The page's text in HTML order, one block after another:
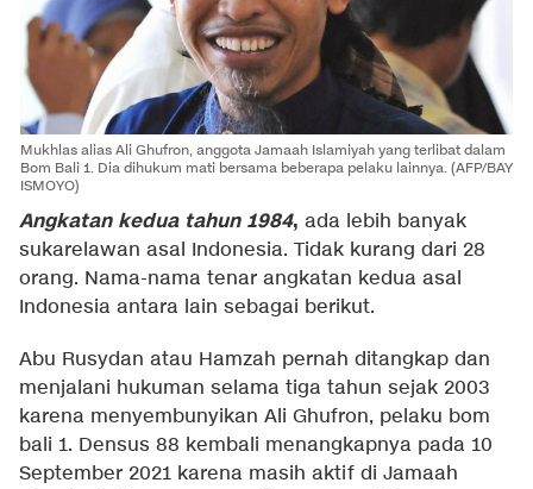
Mukhlas alias Ali Ghufron, anggota Jamaah Islamiyah yang terlibat dalam
Bom Bali 1. Dia dihukum mati bersama beberapa pelaku lainnya. (AFP/BAY
ISMOYO)
Angkatan kedua tahun 1984, ada lebih banyak
sukarelawan asal Indonesia. Tidak kurang dari 28
orang. Nama-nama tenar angkatan kedua asal
Indonesia antara lain sebagai berikut.
Abu Rusydan atau Hamzah pernah ditangkap dan
menjalani hukuman selama tiga tahun sejak 2003
karena menyembunyikan Ali Ghufron, pelaku bom
bali 1. Densus 88 kembali menangkapnya pada 10
September 2021 karena masih aktif di Jamaah